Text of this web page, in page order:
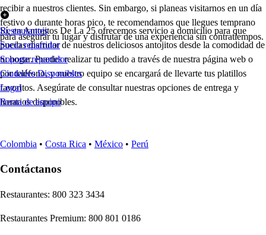
recibir a nuestros clientes. Sin embargo, si planeas visitarnos en un día
festivo o durante horas pico, te recomendamos que llegues temprano
para asegurar tu lugar y disfrutar de una experiencia sin contratiempos.
Sí, en Antojitos De La 25 ofrecemos servicio a domicilio para que
puedas disfrutar de nuestros deliciosos antojitos desde la comodidad de
tu hogar. Puedes realizar tu pedido a través de nuestra página web o
por teléfono, y nuestro equipo se encargará de llevarte tus platillos
favoritos. Asegúrate de consultar nuestras opciones de entrega y
horarios disponibles.
Restaurantes
Socio repartidor
Soporte repartidor
Ciudades Disponibles
Legal
Renta de equipo
Colombia • Costa Rica • México • Perú
Contáctanos
Restaurantes: 800 323 3434
Restaurantes Premium: 800 801 0186